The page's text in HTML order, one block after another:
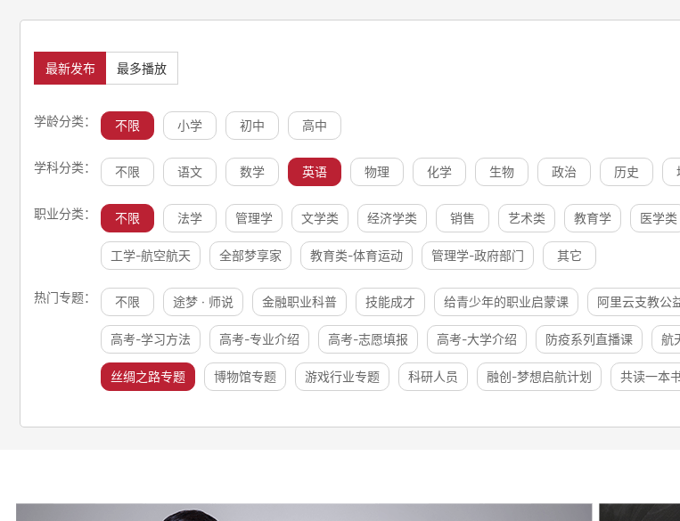
最新发布 最多播放
学龄分类： 不限 小学 初中 高中
学科分类： 不限 语文 数学 英语 物理 化学 生物 政治 历史
职业分类： 不限 法学 管理学 文学类 经济学类 销售 艺术类 教育学 医学类
工学-航空航天 全部梦享家 教育类-体育运动 管理学-政府部门 其它
热门专题： 不限 途梦 · 师说 金融职业科普 技能成才 给青少年的职业启蒙课 阿里云支教公
高考-学习方法 高考-专业介绍 高考-志愿填报 高考-大学介绍 防疫系列直播课 航
丝绸之路专题 博物馆专题 游戏行业专题 科研人员 融创-梦想启航计划 共读一本